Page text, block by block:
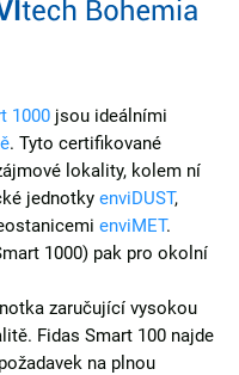
1000 jsou ideálními
. Tyto certifikované
lokality, kolem ní
jednotky enviDUST,
enviMET.
1000) pak pro okolní
zaručující vysokou
Fidas Smart 100 najde
na plnou